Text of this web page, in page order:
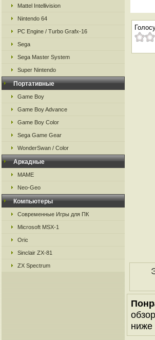
Mattel Intellivision
Nintendo 64
PC Engine / Turbo Grafx-16
Sega
Sega Master System
Super Nintendo
Портативные
Game Boy
Game Boy Advance
Game Boy Color
Sega Game Gear
WonderSwan / Color
Аркадные
MAME
Neo-Geo
Компьютеры
Современные Игры для ПК
Microsoft MSX-1
Oric
Sinclair ZX-81
ZX Spectrum
ниже